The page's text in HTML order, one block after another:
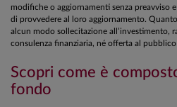
modifiche o aggiornamenti senza preavviso
di provvedere al loro aggiornamento.
alcun modo sollecitazione all’investimento,
consulenza finanziaria, né offerta al
Scopri come è
fondo